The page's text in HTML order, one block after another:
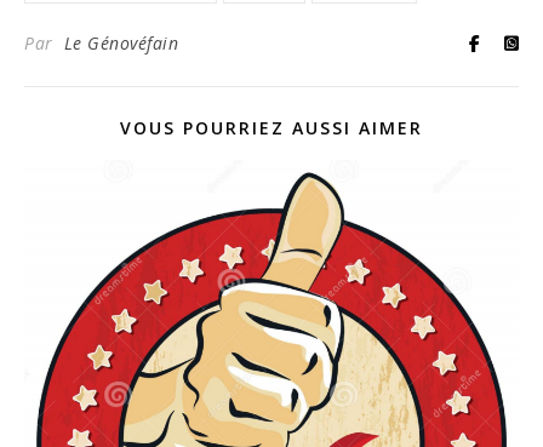
Par Le Génovéfain
VOUS POURRIEZ AUSSI AIMER